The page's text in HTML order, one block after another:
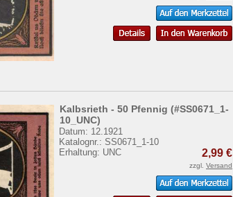
Kalbsrieth - 50 Pfennig (#SS0671_1-
10_UNC)
Datum: 12.1921
Katalognr.: SS0671_1-10
Erhaltung: UNC
2,99 €
zzgl. Versand